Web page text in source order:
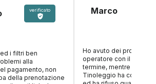
verificato
i filtri ben
alla
pagamento, non
della prenotazione
Marco
Ho avuto dei problemi
operatore con il
termine, mentre ero in
Tinoleggio ha